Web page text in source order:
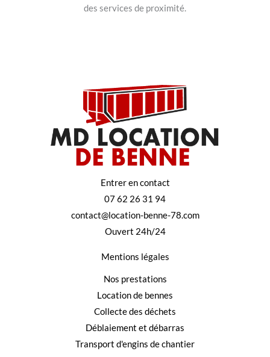
des services de proximité.
Entrer en contact
07 62 26 31 94
contact@location-benne-78.com
Ouvert 24h/24
Mentions légales
Nos prestations
Location de bennes
Collecte des déchets
Déblaiement et débarras
Transport d'engins de chantier